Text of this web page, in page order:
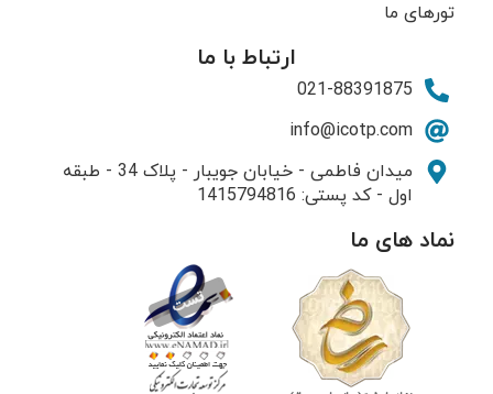
تورهای ما
ارتباط با ما
021-88391875
info@icotp.com
میدان فاطمی - خیابان جویبار - پلاک 34 - طبقه
اول - کد پستی: 1415794816
نماد های ما